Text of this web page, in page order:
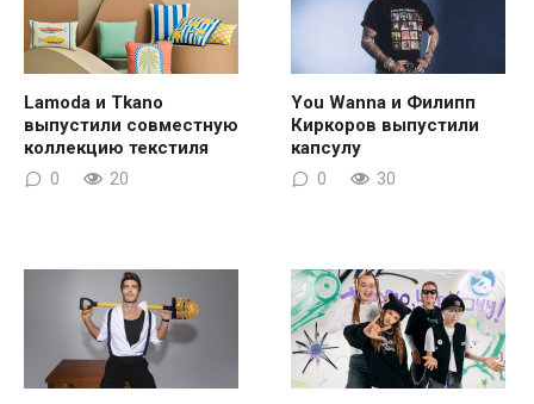
Lamoda и Tkano
выпустили совместную
коллекцию текстиля
0 20
You Wanna и Филипп
Киркоров выпустили
капсулу
0 30